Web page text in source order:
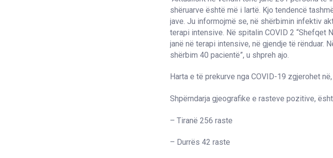
shëruarve është më i lartë. Kjo tendencë
jave. Ju informojmë se, në shërbimin infektiv
terapi intensive. Në spitalin COVID 2 “Shefqet
janë në terapi intensive, në gjendje të rënduar.
shërbim 40 pacientë”, u shpreh ajo.
Harta e të prekurve nga COVID-19 zgjerohet
Shpërndarja gjeografike e rasteve pozitive,
– Tiranë 256 raste
– Durrës 42 raste